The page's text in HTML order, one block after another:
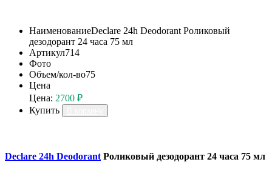
НаименованиеDeclare 24h Deodorant Роликовый
дезодорант 24 часа 75 мл
Артикул714
Фото
Объем/кол-во75
Цена
Цена: 2700 ₽
Купить
Declare 24h Deodorant Роликовый дезодорант 24 часа 75 мл